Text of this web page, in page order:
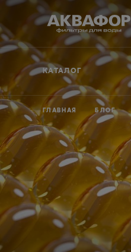
КАТАЛОГ
ГЛАВНАЯ БЛОГ